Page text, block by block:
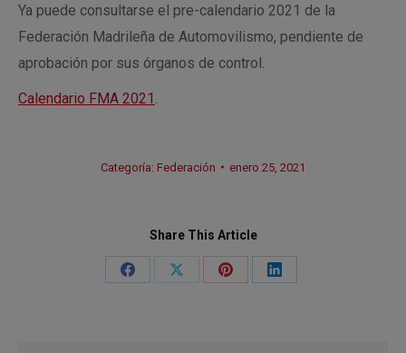
Ya puede consultarse el pre-calendario 2021 de la
Federación Madrileña de Automovilismo, pendiente de
aprobación por sus órganos de control.
Calendario FMA 2021
Categoría: Federación enero 25, 2021
Share This Article
Share
Share
Share
Share